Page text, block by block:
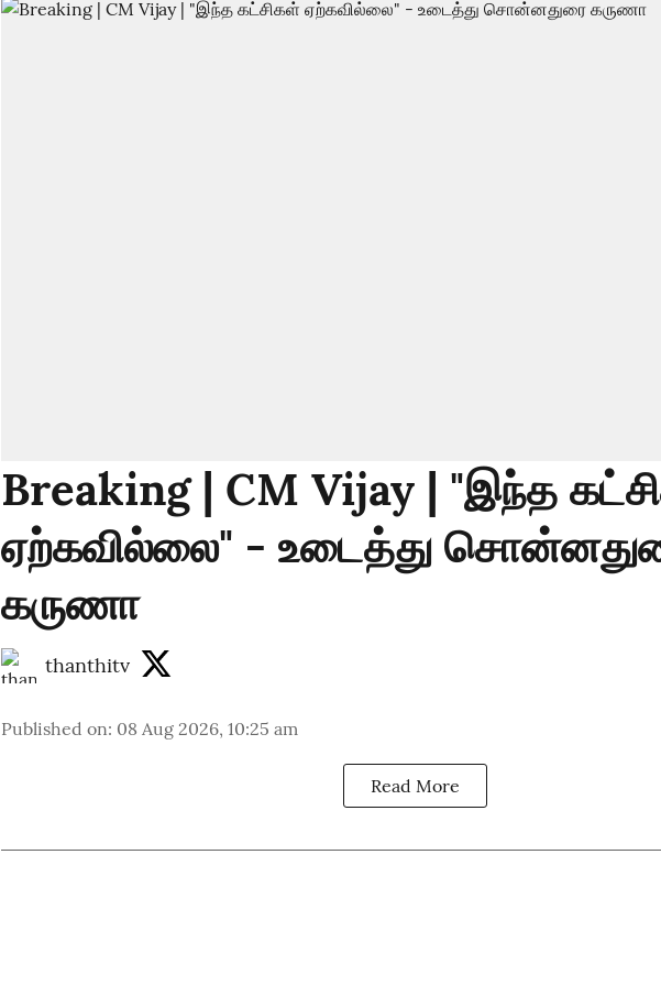
Breaking | CM Vijay | "இந்த
ஏற்கவில்லை" - உடைத்து
கருணா
thanthitv
Published on: 08 Aug 2026, 10:25 am
Read More